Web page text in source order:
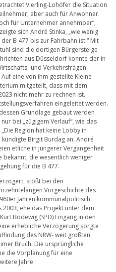
Vierling-Lohöfer die Situation
aber auch für Anwohner.
für Unternehmer annehmbar“,
sich André Stinka, „wie wenig
B 477 bis zur Fahrbahn ist.“ Mit
sind die dortigen Bürgersteige
aus Düsseldorf konnte der in
und Verkehrsfragen
eine von ihm gestellte Kleine
mitgeteilt, dass mit dem
nicht mehr zu rechnen ist.
eingeleitet werden.
Grundlage gebaut werden
bei „zügigem Verlauf“, wie das
Region hat keine Lobby in
Birgit Burdag an. André
etliche in jüngerer Vergangenheit
die wesentlich weniger
für die B 477.
stößt bei den
Vorgeschichte des
Jahren kommunalpolitisch
ehe das Projekt unter dem
Bodewig (SPD) Eingang in den
erhebliche Verzögerung sorgte
des NRW- weit größten
Bruch. Die ursprüngliche
die Vorplanung für eine
Jahre.